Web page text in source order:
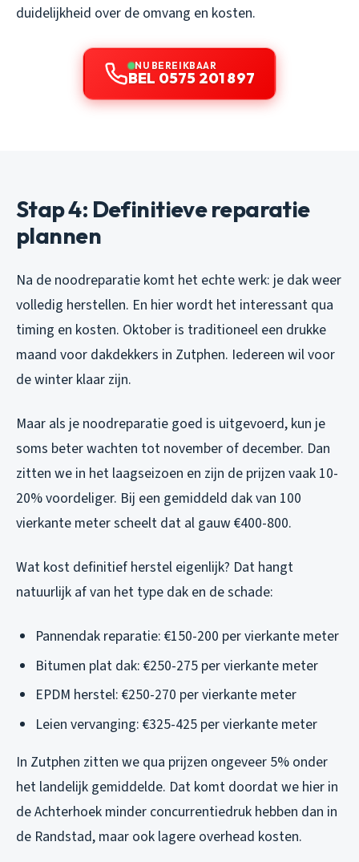
duidelijkheid over de omvang en kosten.
NU BEREIKBAAR
BEL 0575 201 897
Stap 4: Definitieve reparatie
plannen
Na de noodreparatie komt het echte werk: je dak weer
volledig herstellen. En hier wordt het interessant qua
timing en kosten. Oktober is traditioneel een drukke
maand voor dakdekkers in Zutphen. Iedereen wil voor
de winter klaar zijn.
Maar als je noodreparatie goed is uitgevoerd, kun je
soms beter wachten tot november of december. Dan
zitten we in het laagseizoen en zijn de prijzen vaak 10-
20% voordeliger. Bij een gemiddeld dak van 100
vierkante meter scheelt dat al gauw €400-800.
Wat kost definitief herstel eigenlijk? Dat hangt
natuurlijk af van het type dak en de schade:
Pannendak reparatie: €150-200 per vierkante meter
Bitumen plat dak: €250-275 per vierkante meter
EPDM herstel: €250-270 per vierkante meter
Leien vervanging: €325-425 per vierkante meter
In Zutphen zitten we qua prijzen ongeveer 5% onder
het landelijk gemiddelde. Dat komt doordat we hier in
de Achterhoek minder concurrentiedruk hebben dan in
de Randstad, maar ook lagere overhead kosten.